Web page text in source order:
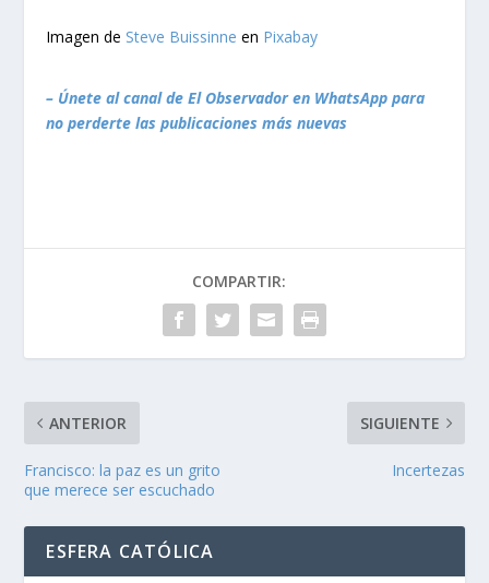
Imagen de Steve Buissinne en Pixabay
– Únete al canal de El Observador en WhatsApp para
no perderte las publicaciones más nuevas
COMPARTIR:
ANTERIOR
Francisco: la paz es un grito
que merece ser escuchado
SIGUIENTE
Incertezas
ESFERA CATÓLICA